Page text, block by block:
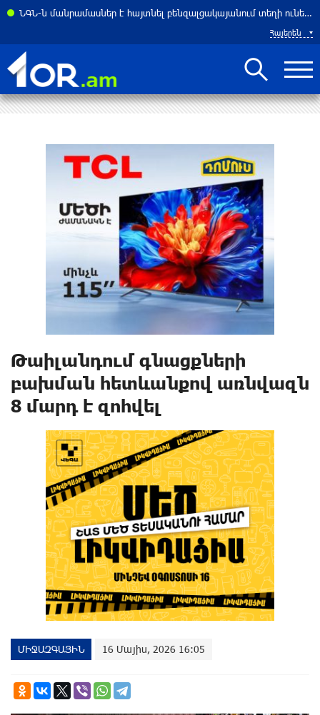
ՆԳՆ-ն մանրամասներ է հայտնել բենզալցակայանում տեղի ունեցած պայթյունից
Հայերեն
Թաիլանդում գնացքների
բախման հետևանքով առնվազն
8 մարդ է զոհվել
ՄԻՋԱԶԳԱՅԻՆ 16 Մայիս, 2026 16:05